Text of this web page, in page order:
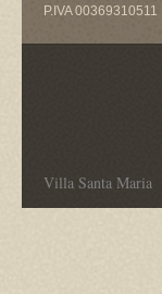
P.IVA 00369310511
Villa Santa Maria